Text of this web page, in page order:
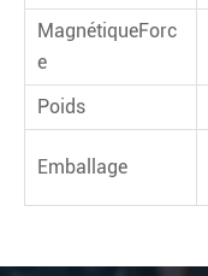
MagnétiqueForc
e
Poids
Emballage